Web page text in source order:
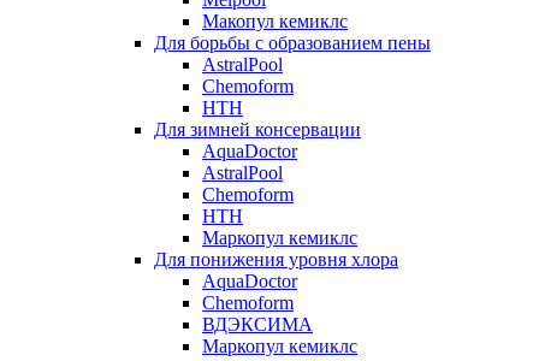
Макопул кемиклс
Для борьбы с образованием пены
AstralPool
Chemoform
HTH
Для зимней консервации
AquaDoctor
AstralPool
Chemoform
HTH
Маркопул кемиклс
Для понижения уровня хлора
AquaDoctor
Chemoform
ВДЭКСИМА
Маркопул кемиклс